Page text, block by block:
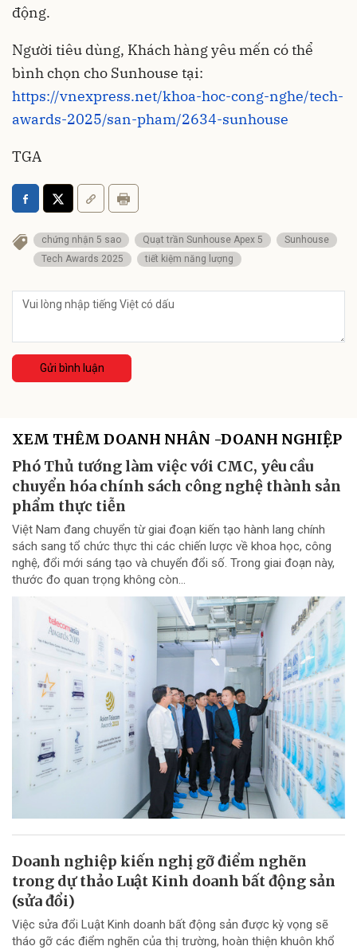
động.
Người tiêu dùng, Khách hàng yêu mến có thể
bình chọn cho Sunhouse tại:
https://vnexpress.net/khoa-hoc-cong-nghe/tech-
awards-2025/san-pham/2634-sunhouse
TGA
chứng nhận 5 sao Quạt trần Sunhouse Apex 5
Sunhouse
Tech Awards 2025
tiết kiệm năng lượng
Gửi bình luận
XEM THÊM DOANH NHÂN -DOANH NGHIỆP
Phó Thủ tướng làm việc với CMC, yêu cầu
chuyển hóa chính sách công nghệ thành sản
phẩm thực tiễn
Việt Nam đang chuyển từ giai đoạn kiến tạo hành lang chính
sách sang tổ chức thực thi các chiến lược về khoa học, công
nghệ, đổi mới sáng tạo và chuyển đổi số. Trong giai đoạn này,
thước đo quan trọng không còn...
Doanh nghiệp kiến nghị gỡ điểm nghẽn
trong dự thảo Luật Kinh doanh bất động sản
(sửa đổi)
Việc sửa đổi Luật Kinh doanh bất động sản được kỳ vọng sẽ
tháo gỡ các điểm nghẽn của thị trường, hoàn thiện khuôn khổ